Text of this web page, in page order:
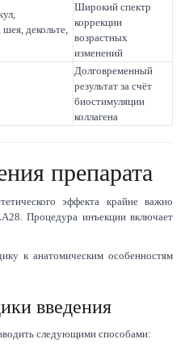
декольте,
Широкий спектр
коррекции
возрастных
изменений
Долговременный
результат за счёт
биостимуляции
коллагена
препарата
эффекта крайне важно
Процедура инъекции включает
к анатомическим особенностям
введения
следующими способами: